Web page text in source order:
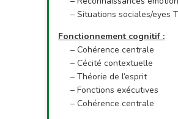
– Situations sociales/eyes
Fonctionnement cognitif :
– Cohérence centrale
– Cécité contextuelle
– Théorie de l’esprit
– Fonctions exécutives
– Cohérence centrale